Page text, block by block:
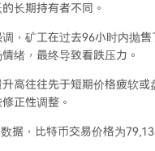
长期持有者不同。
，矿工在过去96小时内抛
绪，最终导致看跌压力。
高往往先于短期价格疲软
正性调整。
据，比特币交易价格为